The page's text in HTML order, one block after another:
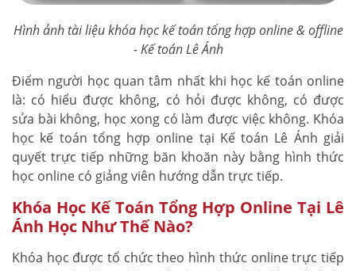
Hình ảnh tài liệu khóa học kế toán tổng hợp online & offline
- Kế toán Lê Ánh
Điểm người học quan tâm nhất khi học kế toán online
là: có hiểu được không, có hỏi được không, có được
sửa bài không, học xong có làm được việc không. Khóa
học kế toán tổng hợp online tại Kế toán Lê Ánh giải
quyết trực tiếp những băn khoăn này bằng hình thức
học online có giảng viên hướng dẫn trực tiếp.
Khóa Học Kế Toán Tổng Hợp Online Tại Lê
Ánh Học Như Thế Nào?
Khóa học được tổ chức theo hình thức online trực tiếp